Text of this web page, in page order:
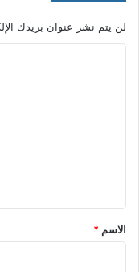
لن يتم نشر عنوان بريدك
*
الاسم *